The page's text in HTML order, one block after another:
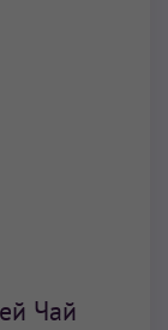
Чай